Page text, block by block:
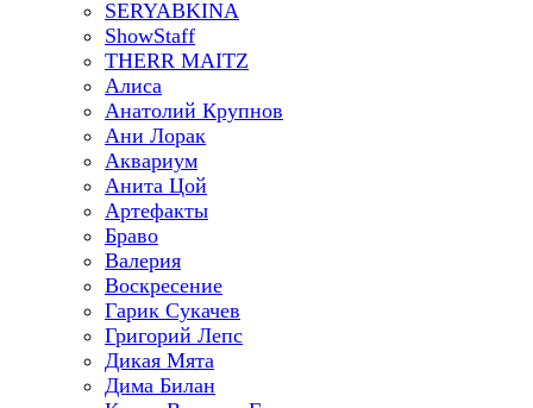
SERYABKINA
ShowStaff
THERR MAITZ
Алиса
Анатолий Крупнов
Ани Лорак
Аквариум
Анита Цой
Артефакты
Браво
Валерия
Воскресение
Гарик Сукачев
Григорий Лепс
Дикая Мята
Дима Билан